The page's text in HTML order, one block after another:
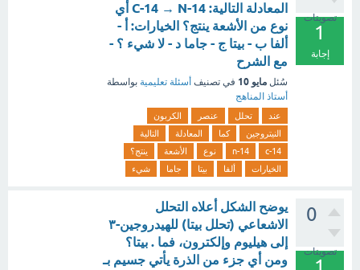
تصويتات
1
إجابة
المعادلة التالية: C-14 → N-14 أي
نوع من الأشعة ينتج؟ الخيارات: أ -
ألفا ب - بيتا ج - جاما د - لا شيء ؟ -
مع الشرح
سُئل مايو 10 في تصنيف أسئلة تعليمية بواسطة
أستاذ المناهج
عند تحلل عنصر
الكربون
النيتروجين
كما المعادلة
التالية
c-14
n-14 نوع الأشعة
ينتج؟
الخيارات
ألفا بيتا جاما شيء
0
تصويتات
يوضح الشكل أعلاه التحلل
الاشعاعي (تحلل بيتا) للهيدروجين-٣
إلى هيليوم وإلكترون، فما . بيتا؟
ومن أي جزء من الذرة يأتي جسيم بـ